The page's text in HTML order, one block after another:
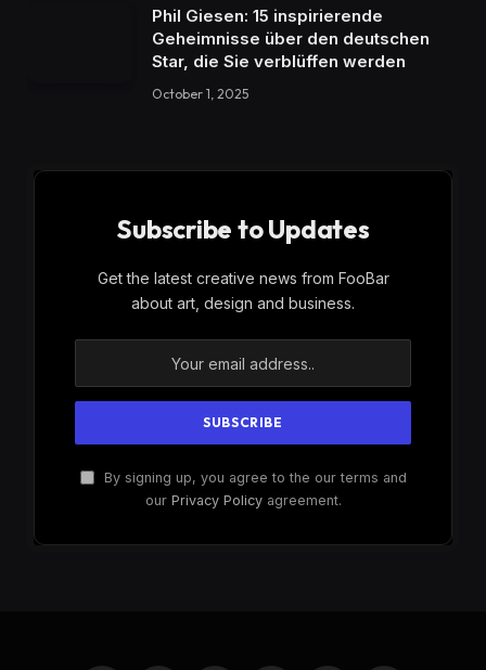
Phil Giesen: 15 inspirierende
Geheimnisse über den deutschen
Star, die Sie verblüffen werden
October 1, 2025
Subscribe to Updates
Get the latest creative news from FooBar
about art, design and business.
By signing up, you agree to the our terms and
our Privacy Policyagreement.